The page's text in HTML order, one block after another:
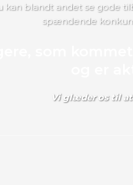
kan blandt andet se gode
spændende
Vi glæder os til